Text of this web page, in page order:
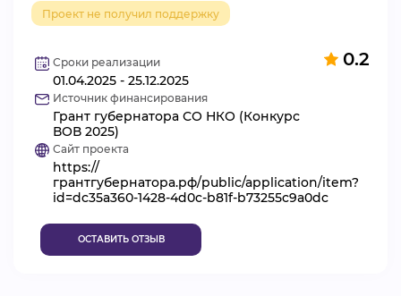
АНАЛИТИКА
БАЗА ЗНАНИЙ
ВИДЕОКУРСЫ
Проект не получил поддержку
0.2
Сроки реализации
01.04.2025 - 25.12.2025
Источник финансирования
Грант губернатора СО НКО (Конкурс
ВОВ 2025)
Сайт проекта
https://
грантгубернатора.рф/public/application/item?
id=dc35a360-1428-4d0c-b81f-b73255c9a0dc
ОСТАВИТЬ ОТЗЫВ